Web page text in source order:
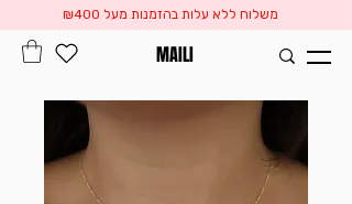
משלוח ללא עלות בהזמנות מעל ₪400
MAILI